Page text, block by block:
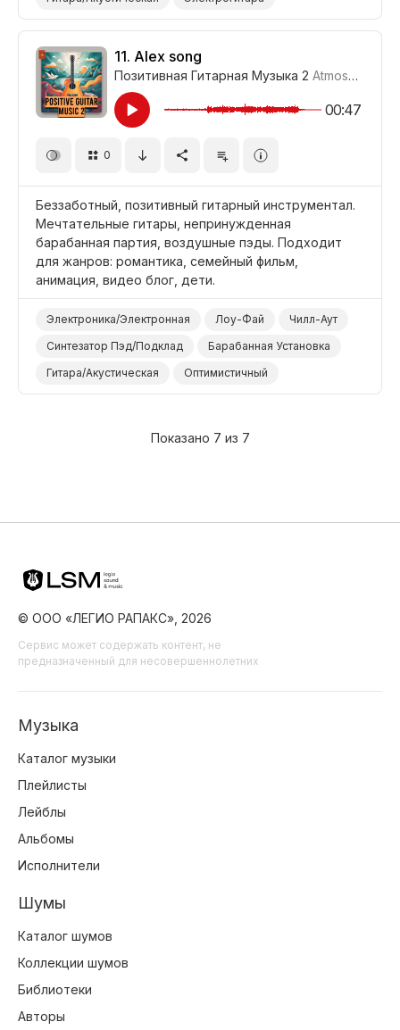
Музыкальная Шкатулка
Глокеншпиль
Поднимающий Настроение
Промоушен/Реклама
Шопинг/Покупки
Рождество/Новый Год
Дети Фон/Окружение
11. Alex song
Позитивная Гитарная Музыка 2 Atmospheric S
00:47
0
Беззаботный, позитивный гитарный инструментал.
Мечтательные гитары, непринужденная
барабанная партия, воздушные пэды. Подходит
для жанров: романтика, семейный фильм,
анимация, видео блог, дети.
Электроника/Электронная Лоу-Фай
Чилл-Аут
Синтезатор Пэд/Подклад
Барабанная Установка
Гитара/Акустическая
Оптимистичный
Мотивирующий
Счастливый
Показано 7 из 7
© ООО «ЛЕГИО РАПАКС», 2026
Сервис может содержать контент, не
предназначенный для несовершеннолетних
Музыка
Каталог музыки
Плейлисты
Лейблы
Альбомы
Исполнители
Шумы
Каталог шумов
Коллекции шумов
Библиотеки
Авторы